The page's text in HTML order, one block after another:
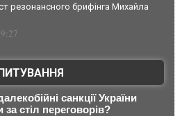
резонансного брифінга Михайла
санкції України
стіл переговорів?